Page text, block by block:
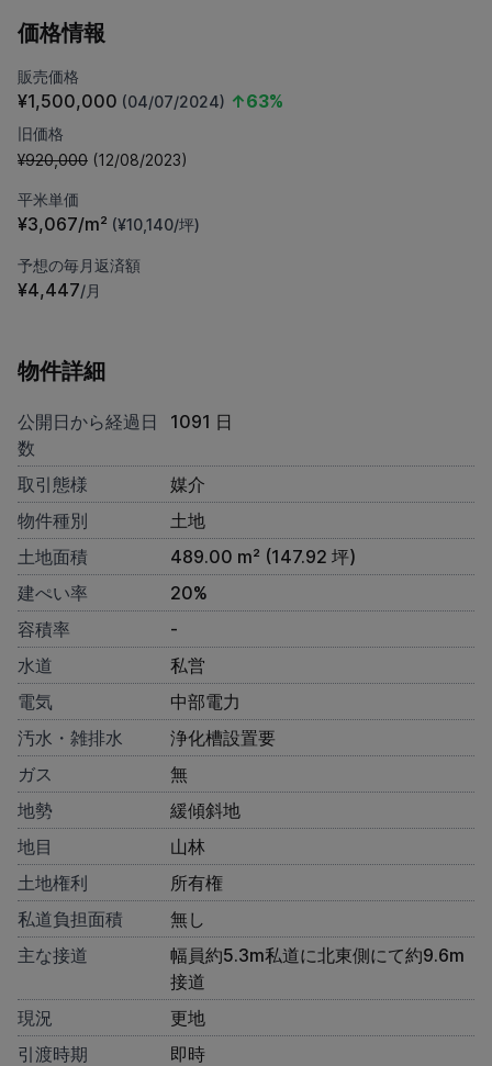
価格情報
販売価格
¥1,500,000 (04/07/2024) ↑63%
旧価格
¥920,000 (12/08/2023)
平米単価
¥3,067/m² (¥10,140/坪)
予想の毎月返済額
¥4,447/月
物件詳細
公開日から経過日
数
1091 日
取引態様
媒介
物件種別
土地
土地面積
489.00 m² (147.92 坪)
建ぺい率
20%
容積率
-
水道
私営
電気
中部電力
汚水・雑排水
浄化槽設置要
ガス
無
地勢
緩傾斜地
地目
山林
土地権利
所有権
私道負担面積
無し
主な接道
幅員約5.3m私道に北東側にて約9.6m
接道
現況
更地
引渡時期
即時